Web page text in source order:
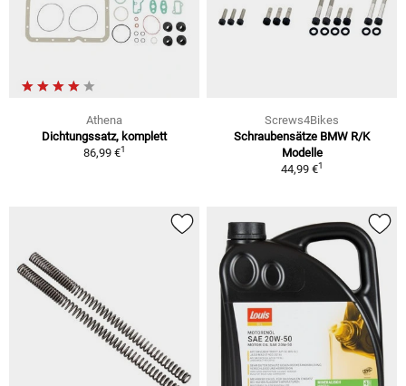
Athena
Dichtungssatz, komplett
86,99 €1
Screws4Bikes
Schraubensätze BMW R/K
Modelle
44,99 €1